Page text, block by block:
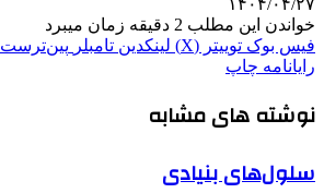
۱۴۰۴/۰۴/۲۷
خواندن این مطلب 2 دقیقه زمان میبرد
فیس بوک توییتر (X) لینکدین ‫تامبلر ‫پین‌ترست
رایانامه چاپ
نوشته های مشابه
سلول‌های بنیادی